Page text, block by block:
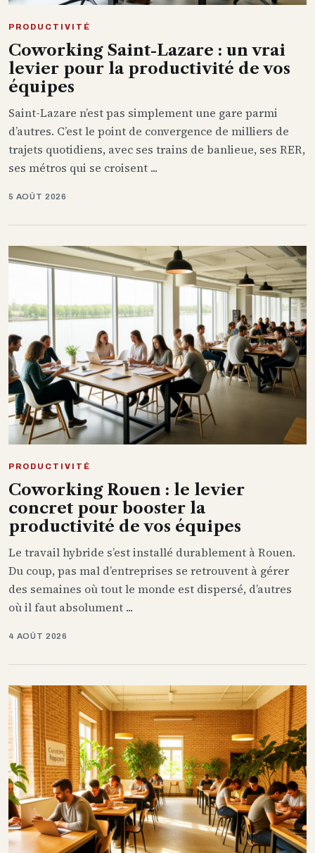
PRODUCTIVITÉ
Coworking Saint-Lazare : un vrai
levier pour la productivité de vos
équipes
Saint-Lazare n’est pas simplement une gare parmi
d’autres. C’est le point de convergence de milliers de
trajets quotidiens, avec ses trains de banlieue, ses RER,
ses métros qui se croisent ...
5 AOÛT 2026
PRODUCTIVITÉ
Coworking Rouen : le levier
concret pour booster la
productivité de vos équipes
Le travail hybride s’est installé durablement à Rouen.
Du coup, pas mal d’entreprises se retrouvent à gérer
des semaines où tout le monde est dispersé, d’autres
où il faut absolument ...
4 AOÛT 2026